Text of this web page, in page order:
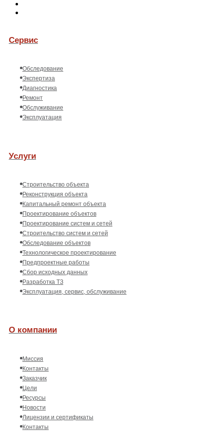
Сервис
Обследование
Экспертиза
Диагностика
Ремонт
Обслуживание
Эксплуатация
Услуги
Строительство объекта
Реконструкция объекта
Капитальный ремонт объекта
Проектирование объектов
Проектирование систем и сетей
Строительство систем и сетей
Обследование объектов
Технологическое проектирование
Предпроектные работы
Сбор исходных данных
Разработка ТЗ
Эксплуатация, сервис, обслуживание
О компании
Миссия
Контакты
Заказчик
Цели
Ресурсы
Новости
Лицензии и сертификаты
Контакты